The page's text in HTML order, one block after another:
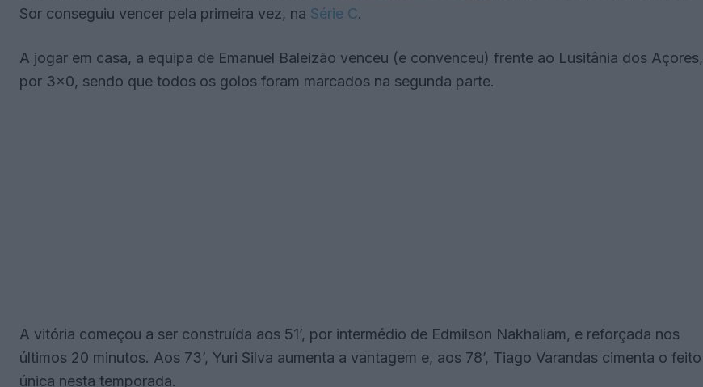
Sor conseguiu vencer pela primeira vez, na Série C.
A jogar em casa, a equipa de Emanuel Baleizão venceu (e convenceu) frente ao Lusitânia dos Açores,
por 3×0, sendo que todos os golos foram marcados na segunda parte.
A vitória começou a ser construída aos 51’, por intermédio de Edmilson Nakhaliam, e reforçada nos
últimos 20 minutos. Aos 73’, Yuri Silva aumenta a vantagem e, aos 78’, Tiago Varandas cimenta o feito
única nesta temporada.